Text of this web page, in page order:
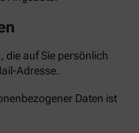
die auf Sie persönlich
Adresse.
Daten ist